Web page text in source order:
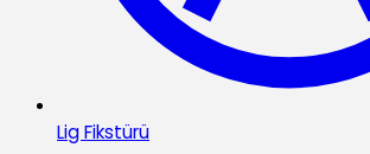
Lig Fikstürü